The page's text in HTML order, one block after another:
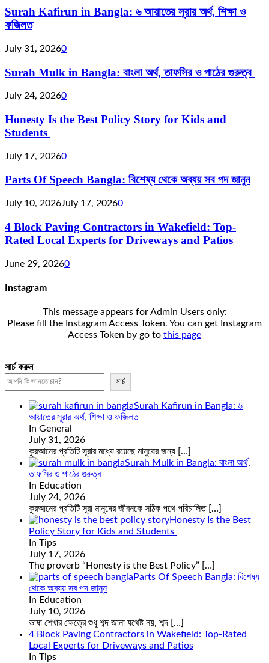
Surah Kafirun in Bangla: ৬ আয়াতের সূরার অর্থ, শিক্ষা ও
ফজিলত
July 31, 20260
Surah Mulk in Bangla: বাংলা অর্থ, তাফসির ও পাঠের গুরুত্ব
July 24, 20260
Honesty Is the Best Policy Story for Kids and
Students
July 17, 20260
Parts Of Speech Bangla: বিশেষ্য থেকে অব্যয় সব পদ জানুন
July 10, 2026July 17, 20260
4 Block Paving Contractors in Wakefield: Top-
Rated Local Experts for Driveways and Patios
June 29, 20260
Instagram
This message appears for Admin Users only:
Please fill the Instagram Access Token. You can get Instagram
Access Token by go to this page
সার্চ করুন
সার্চ
Surah Kafirun in Bangla: ৬
আয়াতের সূরার অর্থ, শিক্ষা ও ফজিলত
In General
July 31, 2026
কুরআনের প্রতিটি সূরার মধ্যে রয়েছে মানুষের জন্য […]
Surah Mulk in Bangla: বাংলা অর্থ,
তাফসির ও পাঠের গুরুত্ব
In Education
July 24, 2026
কুরআনের প্রতিটি সূরা মানুষের জীবনকে সঠিক পথে পরিচালিত […]
Honesty Is the Best
Policy Story for Kids and Students
In Tips
July 17, 2026
The proverb “Honesty is the Best Policy” […]
Parts Of Speech Bangla: বিশেষ্য
থেকে অব্যয় সব পদ জানুন
In Education
July 10, 2026
ভাষা শেখার ক্ষেত্রে শুধু শব্দ জানা যথেষ্ট নয়, শব্দ […]
4 Block Paving Contractors in Wakefield: Top-Rated
Local Experts for Driveways and Patios
In Tips